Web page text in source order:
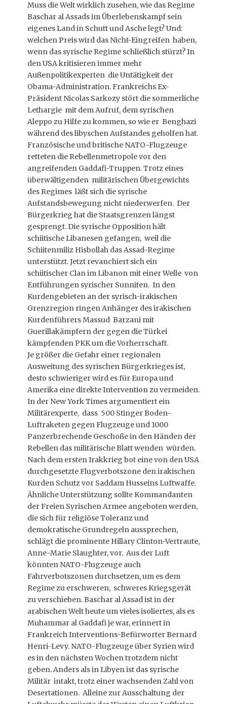
Muss die Welt wirklich zusehen, wie das Regime
Baschar al Assads im Überlebenskampf sein
eigenes Land in Schutt und Asche legt? Und:
welchen Preis wird das Nicht-Eingreifen haben,
wenn das syrische Regime schließlich stürzt? In
den USA kritisieren immer mehr
Außenpolitikexperten die Untätigkeit der
Obama-Administration. Frankreichs Ex-
Präsident Nicolas Sarkozy stört die sommerliche
Lethargie mit dem Aufruf, dem syrischen
Aleppo zu Hilfe zu kommen, so wie er Benghazi
während des libyschen Aufstandes geholfen hat.
Französische und britische NATO-Flugzeuge
retteten die Rebellenmetropole vor den
angreifenden Gaddafi-Truppen. Trotz eines
überwältigenden militärischen Übergewichts
des Regimes läßt sich die syrische
Aufstandsbewegung nicht niederwerfen. Der
Bürgerkrieg hat die Staatsgrenzen längst
gesprengt. Die syrische Opposition hält
schiitische Libanesen gefangen, weil die
Schiitenmiliz Hisbollah das Assad-Regime
unterstützt. Jetzt revanchiert sich ein
schiitischer Clan im Libanon mit einer Welle von
Entführungen syrischer Sunniten. In den
Kurdengebieten an der syrisch-irakischen
Grenzregion ringen Anhänger des irakischen
Kurdenführers Massud Barzani mit
Guerillakämpfern der gegen die Türkei
kämpfenden PKK um die Vorherrschaft.
Je größer die Gefahr einer regionalen
Ausweitung des syrischen Bürgerkrieges ist,
desto schwieriger wird es für Europa und
Amerika eine direkte Intervention zu vermeiden.
In der New York Times argumentiert ein
Militärexperte, dass 500 Stinger Boden-
Luftraketen gegen Flugzeuge und 1000
Panzerbrechende Geschoße in den Händen der
Rebellen das militärische Blatt wenden würden.
Nach dem ersten Irakkrieg bot eine von den USA
durchgesetzte Flugverbotszone den irakischen
Kurden Schutz vor Saddam Husseins Luftwaffe.
Ähnliche Unterstützung sollte Kommandanten
der Freien Syrischen Armee angeboten werden,
die sich für religiöse Toleranz und
demokratische Grundregeln aussprechen,
schlägt die prominente Hillary Clinton-Vertraute,
Anne-Marie Slaughter, vor. Aus der Luft
könnten NATO-Flugzeuge auch
Fahrverbotszonen durchsetzen, um es dem
Regime zu erschweren, schweres Kriegsgerät
zu verschieben. Baschar al Assad ist in der
arabischen Welt heute um vieles isoliertes, als es
Muhammar al Gaddafi je war, erinnert in
Frankreich Interventions-Befürworter Bernard
Henri-Levy. NATO-Flugzeuge über Syrien wird
es in den nächsten Wochen trotzdem nicht
geben. Anders als in Libyen ist das syrische
Militär intakt, trotz einer wachsenden Zahl von
Desertationen. Alleine zur Ausschaltung der